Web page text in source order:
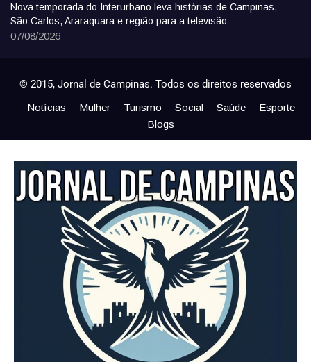
Nova temporada do Interurbano leva histórias de Campinas,
São Carlos, Araraquara e região para a televisão
07/08/2026
© 2015, Jornal de Campinas. Todos os direitos reservados
Notícias Mulher Turismo Social Saúde
Esporte
Blogs